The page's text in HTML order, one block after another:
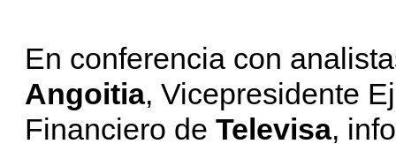
En conferencia con
Angoitia, Vicepresidente
Financiero de Televisa,